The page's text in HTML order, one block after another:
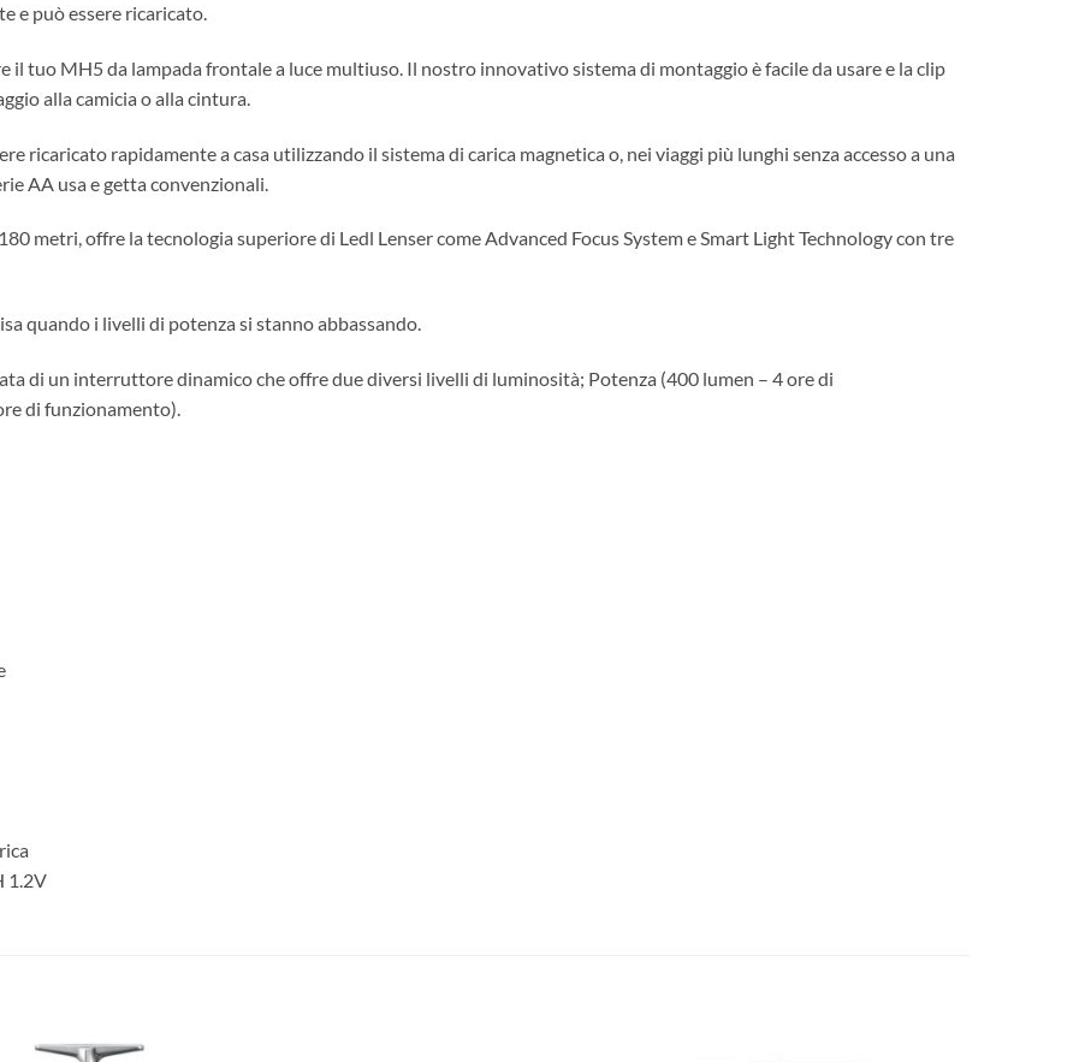
e può essere ricaricato.
tuo MH5 da lampada frontale a luce multiuso. Il nostro innovativo sistema di montaggio è facile da usare e la clip
alla camicia o alla cintura.
ricaricato rapidamente a casa utilizzando il sistema di carica magnetica o, nei viaggi più lunghi senza accesso a una
AA usa e getta convenzionali.
metri, offre la tecnologia superiore di Ledl Lenser come Advanced Focus System e Smart Light Technology con tre
quando i livelli di potenza si stanno abbassando.
di un interruttore dinamico che offre due diversi livelli di luminosità; Potenza (400 lumen – 4 ore di
di funzionamento).
1.2V